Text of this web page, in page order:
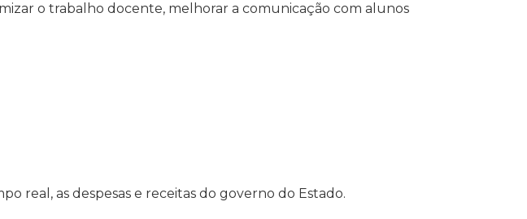
o trabalho docente, melhorar a comunicação com alunos
real, as despesas e receitas do governo do Estado.